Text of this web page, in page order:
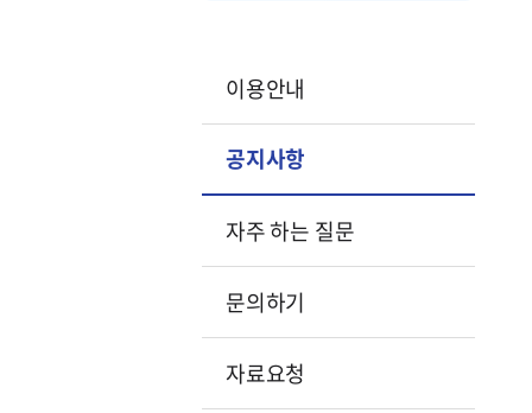
이용안내
공지사항
자주 하는 질문
문의하기
자료요청